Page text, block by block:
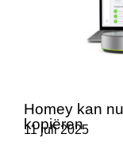
Homey kan
kopiëren
11 juli 2025